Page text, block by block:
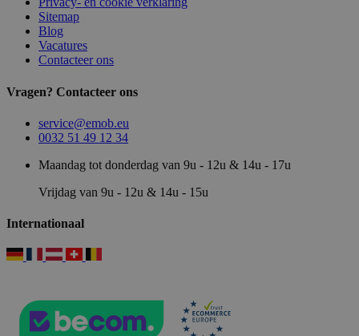
Sitemap
Blog
Vacatures
Contacteer ons
Vragen? Contacteer ons
service@emob.eu
0032 51 49 12 34
Maandag tot donderdag van 9u - 12u & 14u - 17u
Vrijdag van 9u - 12u & 14u - 15u
Internationaal